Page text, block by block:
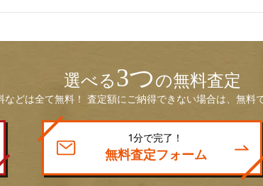
選べる3つの無料査定
どは全て無料！ 査定額にご納得できない場合は、無
1分で完了！
無料査定フォーム